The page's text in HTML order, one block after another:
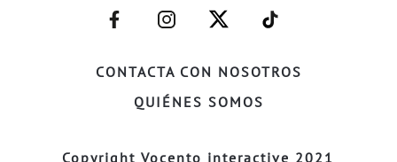
CONTACTA CON NOSOTROS
QUIÉNES SOMOS
–
FACEBOOK–
–
INSTAGRAM–
–
TWITTER–
–
WELIFE–
Copyright Vocento interactive 2021